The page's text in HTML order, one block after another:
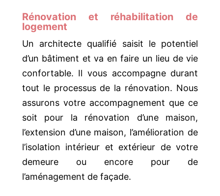
Rénovation et réhabilitation de
logement
Un architecte qualifié saisit le potentiel
d’un bâtiment et va en faire un lieu de vie
confortable. Il vous accompagne durant
tout le processus de la rénovation. Nous
assurons votre accompagnement que ce
soit pour la rénovation d’une maison,
l’extension d’une maison, l’amélioration de
l’isolation intérieur et extérieur de votre
demeure ou encore pour de
l’aménagement de façade.